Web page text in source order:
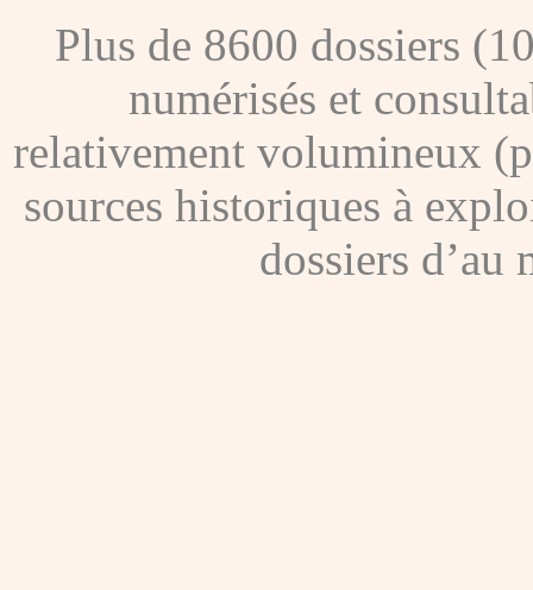
Plus de 8600 dossiers
numérisés et
relativement volumineux
sources historiques à
dossiers d’au